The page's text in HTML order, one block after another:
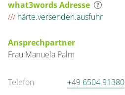
what3words Adresse
/// härte.versenden.ausfuhr
Ansprechpartner
Frau Manuela Palm
Telefon
+49 6504 91380